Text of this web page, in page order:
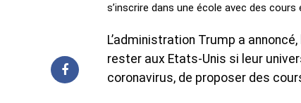
s’inscrire dans une école avec des
L’administration Trump a
rester aux Etats-Unis si leur
coronavirus, de proposer des